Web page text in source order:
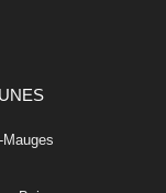
Mauges